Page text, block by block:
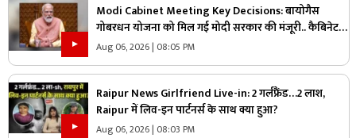
Modi Cabinet Meeting Key Decisions: बायोगैस
गोबरधन योजना को मिल गई मोदी सरकार की मंजूरी.. कैबिनेट
का बड़ा फैसला, जानें इस स्कीम पर कितना होगा खर्च
Aug 06, 2026 | 08:05 PM
Raipur News Girlfriend Live-in: 2 गर्लफ्रैंड…2 लाश,
Raipur में लिव-इन पार्टनर्स के साथ क्या हुआ?
Aug 06, 2026 | 08:03 PM